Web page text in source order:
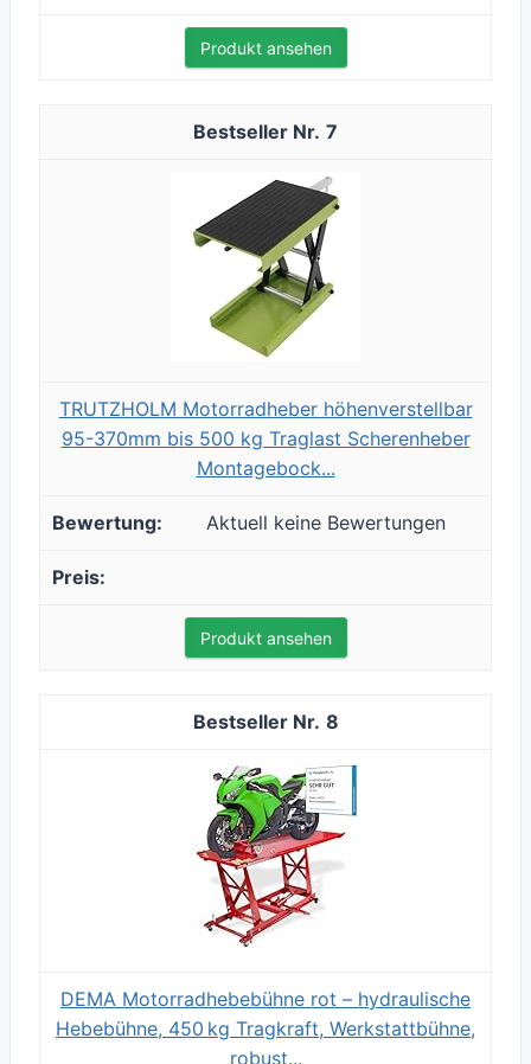
Produkt ansehen
7
TRUTZHOLM Motorradheber höhenverstellbar
95-370mm bis 500 kg Traglast Scherenheber
Montagebock...
Aktuell keine Bewertungen
Produkt ansehen
8
DEMA Motorradhebebühne rot – hydraulische
Hebebühne, 450 kg Tragkraft, Werkstattbühne,
robust...